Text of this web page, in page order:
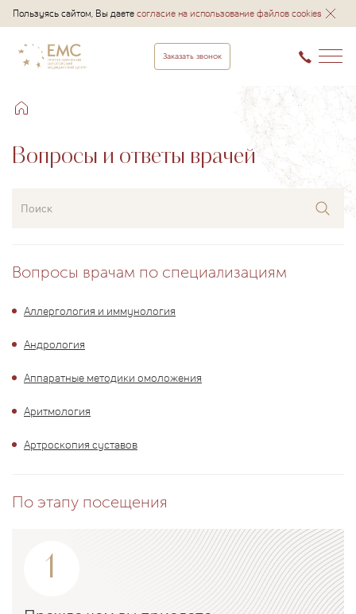
Пользуясь сайтом, Вы даетесогласие на использование файлов cookies
Заказать звонок
Вопросы и ответы врачей
Поиск
Вопросы врачам по специализациям
Аллергология и иммунология
Андрология
Аппаратные методики омоложения
Аритмология
Артроскопия суставов
По этапу посещения
1